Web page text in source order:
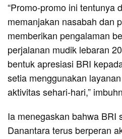
“Promo-promo ini tentunya
memanjakan nasabah dan
memberikan pengalaman
perjalanan mudik lebaran
bentuk apresiasi BRI
setia menggunakan
aktivitas sehari-hari,”
Ia menegaskan bahwa BRI
Danantara terus berperan